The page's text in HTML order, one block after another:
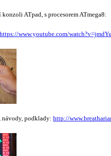
ATpad, s procesorem ATmega8:
https://www.youtube.com/
návody, podklady: http://